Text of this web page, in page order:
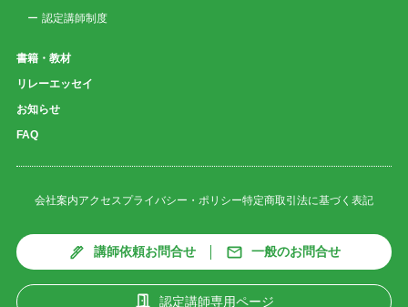
認定講師制度
書籍・教材
リレーエッセイ
お知らせ
FAQ
会社案内アクセスプライバシー・ポリシー特定商取引法に基づく表記
講師依頼お問合せ 一般のお問合せ
認定講師専用ページ